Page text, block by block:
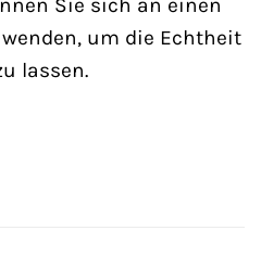
um die Echtheit
lassen.